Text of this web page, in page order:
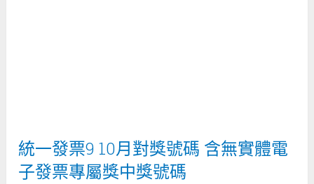
統一發票9 10月對獎號碼 含無實體電
子發票專屬獎中獎號碼